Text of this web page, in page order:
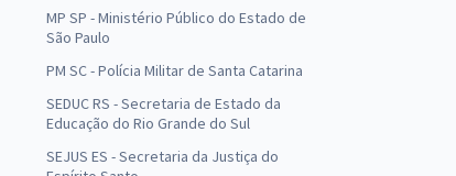
MP SP - Ministério Público do Estado de
São Paulo
PM SC - Polícia Militar de Santa Catarina
SEDUC RS - Secretaria de Estado da
Educação do Rio Grande do Sul
SEJUS ES - Secretaria da Justiça do